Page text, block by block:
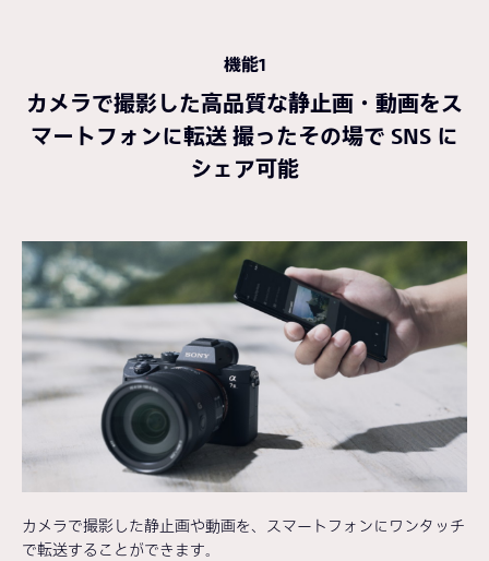
機能1
カメラで撮影した高品質な静止画・動画をス
マートフォンに転送 撮ったその場で SNS に
シェア可能
カメラで撮影した静止画や動画を、スマートフォンにワンタッチ
で転送することができます。